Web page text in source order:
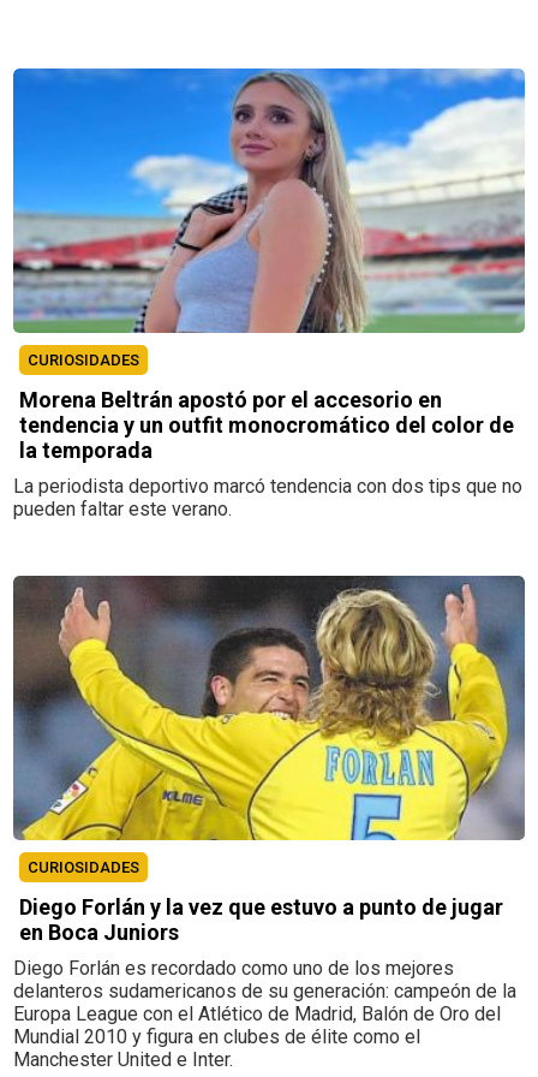
CURIOSIDADES
Morena Beltrán apostó por el accesorio en
tendencia y un outfit monocromático del color de
la temporada
La periodista deportivo marcó tendencia con dos tips que no
pueden faltar este verano.
CURIOSIDADES
Diego Forlán y la vez que estuvo a punto de jugar
en Boca Juniors
Diego Forlán es recordado como uno de los mejores
delanteros sudamericanos de su generación: campeón de la
Europa League con el Atlético de Madrid, Balón de Oro del
Mundial 2010 y figura en clubes de élite como el
Manchester United e Inter.